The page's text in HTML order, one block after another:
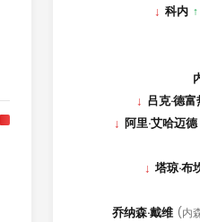
↓ 科内 ↑
↓ 吕克·德
↓ 阿里·艾哈迈德
↓ 塔琼·布
乔纳森·戴维 (内